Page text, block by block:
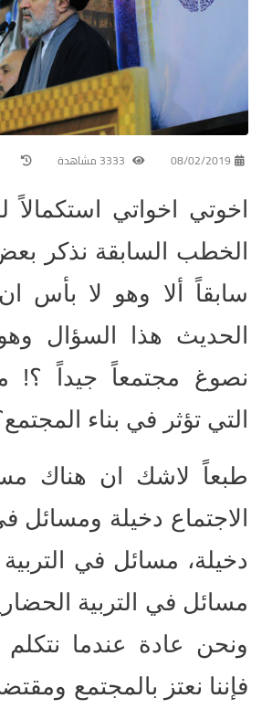
08/02/2019
اخوتي اخواتي استكمالاً
الخطب السابقة نذكر
سابقاً ألا وهو لا بأس
الحديث هذا السؤال
نصوغ مجتمعاً جيداً ؟!
التي تؤثر في بناء
طبعاً لاشك ان هناك
الاجتماع دخيلة ومسائل
دخيلة، مسائل في التربية
مسائل في التربية
ونحن عادة عندما
فإننا نعتز بالمجتمع